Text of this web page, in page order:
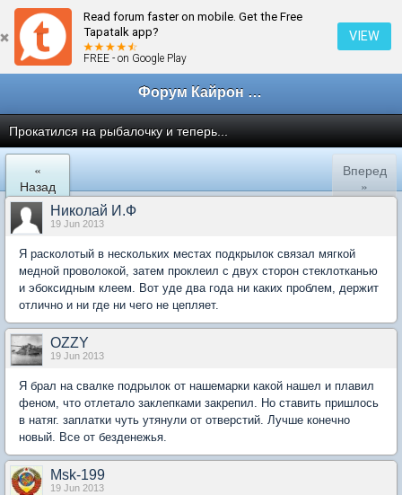
Read forum faster on mobile. Get the Free
Tapatalk app?
FREE - on Google Play
VIEW
Форум Кайрон клана
Прокатился на рыбалочку и теперь...
«
Назад
Вперед
»
Николай И.Ф
19 Jun 2013
Я расколотый в нескольких местах подкрылок связал мягкой
медной проволокой, затем проклеил с двух сторон стеклотканью
и эбоксидным клеем. Вот уде два года ни каких проблем, держит
отлично и ни где ни чего не цепляет.
OZZY
19 Jun 2013
Я брал на свалке подрылок от нашемарки какой нашел и плавил
феном, что отлетало заклепками закрепил. Но ставить пришлось
в натяг. заплатки чуть утянули от отверстий. Лучше конечно
новый. Все от безденежья.
Msk-199
19 Jun 2013